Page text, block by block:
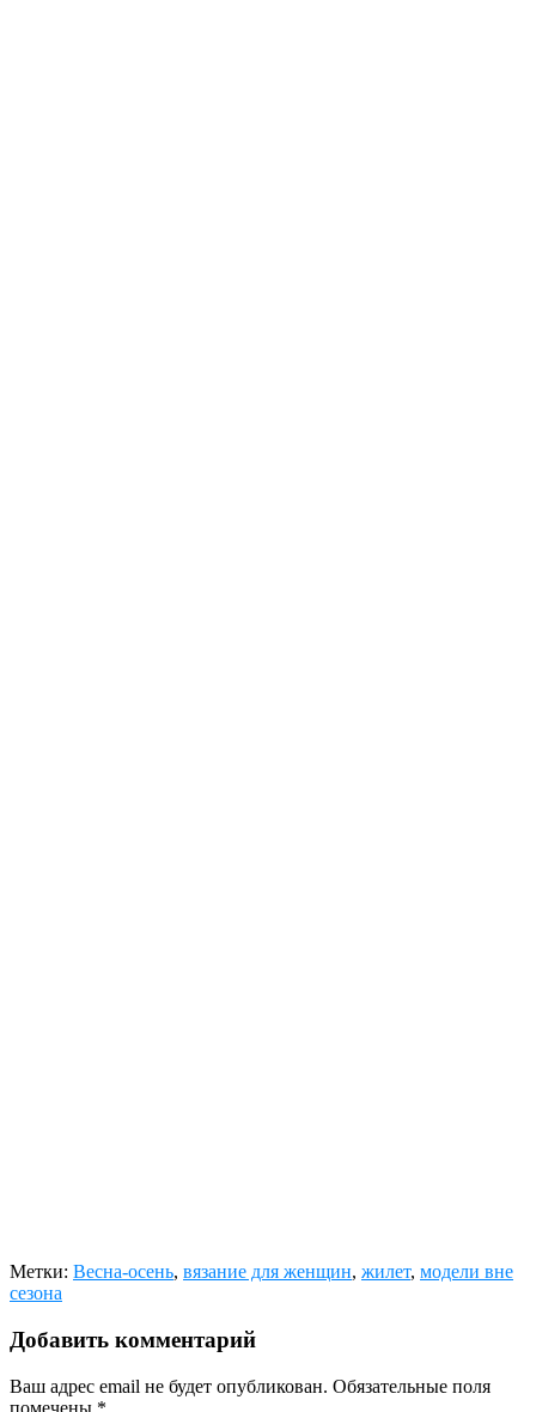
Метки: Весна-осень, вязание для женщин, жилет, модели вне
сезона
Добавить комментарий
Ваш адрес email не будет опубликован. Обязательные поля
помечены *